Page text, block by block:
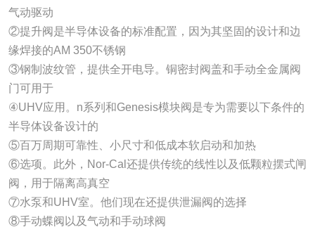
气动驱动
②提升阀是半导体设备的标准配置，因为其坚固的设计和边
缘焊接的AM 350不锈钢
③钢制波纹管，提供全开电导。铜密封阀盖和手动全金属阀
门可用于
④UHV应用。n系列和Genesis模块阀是专为需要以下条件的
半导体设备设计的
⑤百万周期可靠性、小尺寸和低成本软启动和加热
⑥选项。此外，Nor-Cal还提供传统的线性以及低颗粒摆式闸
阀，用于隔离高真空
⑦水泵和UHV室。他们现在还提供泄漏阀的选择
⑧手动蝶阀以及气动和手动球阀